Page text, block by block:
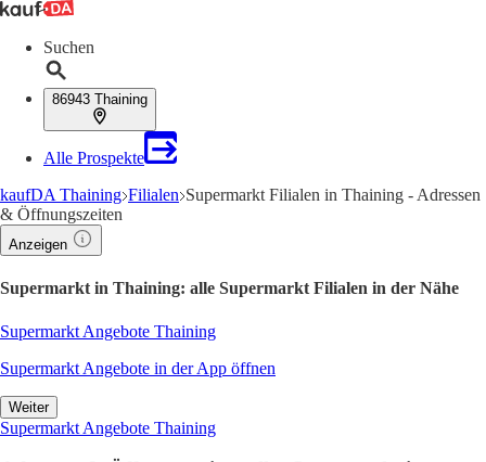
Suchen
86943 Thaining
Alle Prospekte
kaufDA Thaining Filialen Supermarkt Filialen in Thaining - Adressen
& Öffnungszeiten
Anzeigen
Supermarkt in Thaining: alle Supermarkt Filialen in der Nähe
Supermarkt Angebote Thaining
Supermarkt Angebote in der App öffnen
Weiter
Supermarkt Angebote Thaining